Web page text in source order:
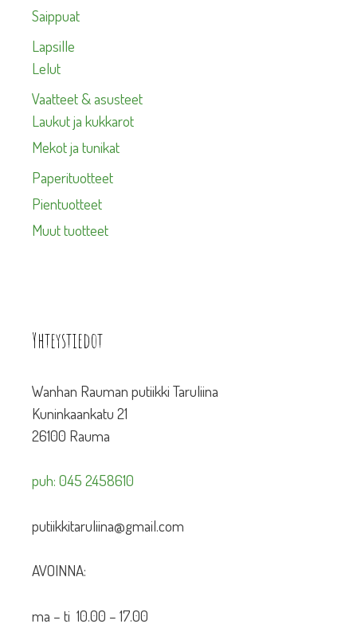
Saippuat
Lapsille
Lelut
Vaatteet & asusteet
Laukut ja kukkarot
Mekot ja tunikat
Paperituotteet
Pientuotteet
Muut tuotteet
Yhteystiedot
Wanhan Rauman putiikki Taruliina
Kuninkaankatu 21
26100 Rauma
puh: 045 2458610
putiikkitaruliina@gmail.com
AVOINNA:
ma – ti 10.00 – 17.00